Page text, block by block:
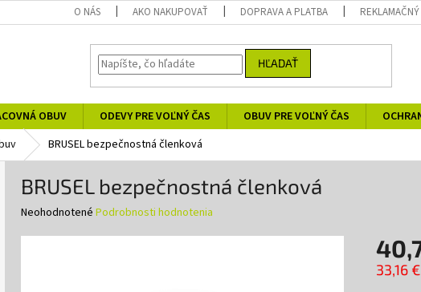
O NÁS AKO NAKUPOVAŤ DOPRAVA A PLATBA
HĽADAŤ
OBUV ODEVY PRE VOĽNÝ ČAS OBUV PRE VOĽNÝ ČAS
BRUSEL bezpečnostná členková
BRUSEL bezpečnostná členková
Priemerné
Neohodnotené Podrobnosti hodnotenia
33,16